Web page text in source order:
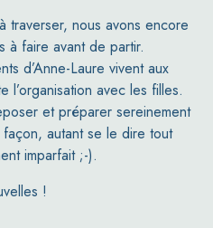
traverser, nous avons encore
à faire avant de partir.
d’Anne-Laure vivent aux
l’organisation avec les filles.
et préparer sereinement
autant se le dire tout
imparfait ;-).
!